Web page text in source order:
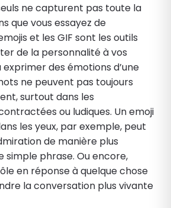
ne capturent pas toute la
que vous essayez de
et les GIF sont les outils
de la personnalité à vos
des émotions d’une
ne peuvent pas toujours
surtout dans les
ou ludiques. Un emoji
les yeux, par exemple, peut
de manière plus
simple phrase. Ou encore,
en réponse à quelque chose
la conversation plus vivante